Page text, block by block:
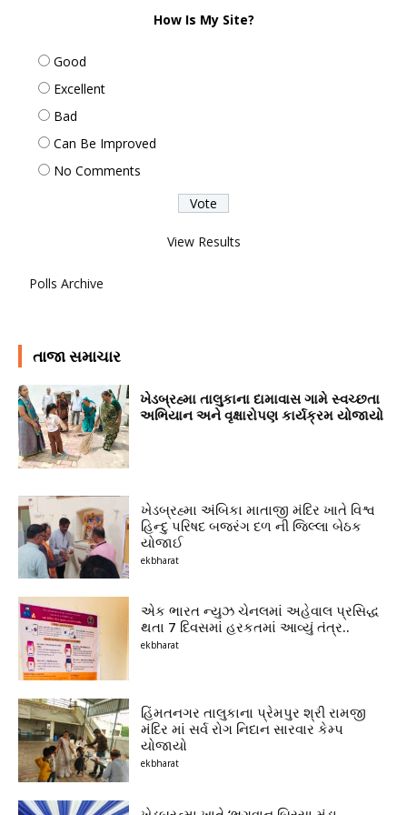
How Is My Site?
Good
Excellent
Bad
Can Be Improved
No Comments
View Results
Polls Archive
તાજા સમાચાર
ખેડબ્રહ્મા તાલુકાના દામાવાસ ગામે સ્વચ્છતા
અભિયાન અને વૃક્ષારોપણ કાર્યક્રમ યોજાયો
ખેડબ્રહ્મા અંબિકા માતાજી મંદિર ખાતે વિશ્વ
હિન્દુ પરિષદ બજરંગ દળ ની જિલ્લા બેઠક
યોજાઈ
ekbharat
એક ભારત ન્યુઝ ચેનલમાં અહેવાલ પ્રસિદ્ધ
થતા 7 દિવસમાં હરકતમાં આવ્યું તંત્ર..
ekbharat
હિંમતનગર તાલુકાના પ્રેમપુર શ્રી રામજી
મંદિર માં સર્વ રોગ નિદાન સારવાર કેમ્પ
યોજાયો
ekbharat